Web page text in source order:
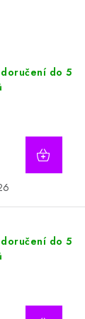
do 5
do 5